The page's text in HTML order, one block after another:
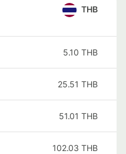
THB
5.10 THB
25.51 THB
51.01 THB
102.03 THB